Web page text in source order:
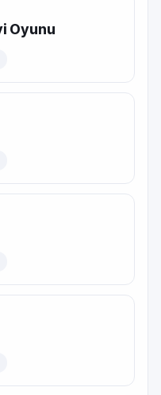
Oyunu